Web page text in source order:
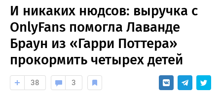
И никаких нюдсов: выручка с
OnlyFans помогла Лаванде
Браун из «Гарри Поттера»
прокормить четырех детей
38 3